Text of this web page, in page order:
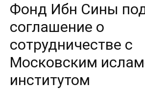
Фонд Ибн Сины
соглашение о
сотрудничестве с
Московским
институтом